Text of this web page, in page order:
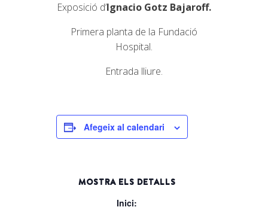
Exposició d’Ignacio Gotz Bajaroff.
Primera planta de la Fundació
Hospital.
Entrada lliure.
Afegeix al calendari
MOSTRA ELS DETALLS
Inici: